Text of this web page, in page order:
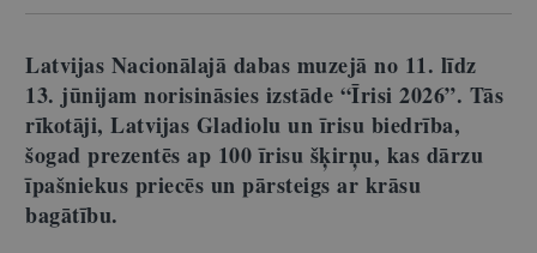
Latvijas Nacionālajā dabas muzejā no 11. līdz
13. jūnijam norisināsies izstāde “Īrisi 2026”. Tās
rīkotāji, Latvijas Gladiolu un īrisu biedrība,
šogad prezentēs ap 100 īrisu šķirņu, kas dārzu
īpašniekus priecēs un pārsteigs ar krāsu
bagātību.